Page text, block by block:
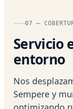
07 —
Servicio
entorno
Nos
Sempere y